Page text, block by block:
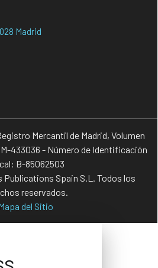
Madrid
Mercantil de Madrid, Volumen
M-433036 - Número de Identificación
B-85062503
Spain S.L. Todos los
reservados.
del Sitio